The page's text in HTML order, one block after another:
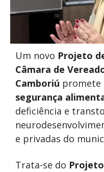
Um novo Projeto
Câmara de
Camboriú promete
segurança
deficiência e
e privadas do
Trata-se do